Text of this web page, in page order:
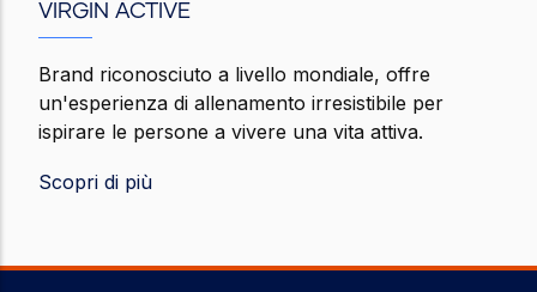
VIRGIN ACTIVE
Brand riconosciuto a livello mondiale, offre
un'esperienza di allenamento irresistibile per
ispirare le persone a vivere una vita attiva.
Scopri di più